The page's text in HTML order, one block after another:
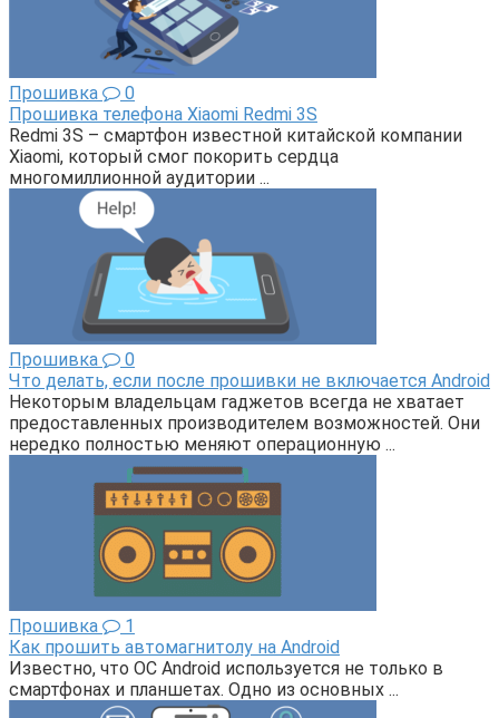
Прошивка
0
Прошивка телефона Xiaomi Redmi 3S
Redmi 3S – смартфон известной китайской компании
Xiaomi, который смог покорить сердца
многомиллионной аудитории ...
Прошивка
0
Что делать, если после прошивки не включается Android
Некоторым владельцам гаджетов всегда не хватает
предоставленных производителем возможностей. Они
нередко полностью меняют операционную ...
Прошивка
1
Как прошить автомагнитолу на Android
Известно, что ОС Android используется не только в
смартфонах и планшетах. Одно из основных ...